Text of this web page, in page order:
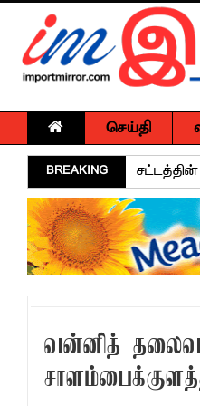
செய்தி
BREAKING
தரம் 5
கல்முனை
பல்கலை
15
வன்னித் தலைவன்